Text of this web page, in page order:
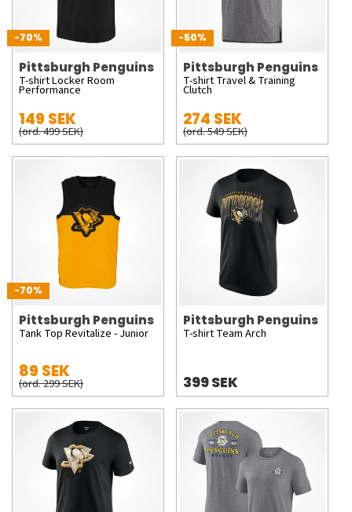
-70%
Pittsburgh Penguins
T-shirt Locker Room
Performance
149 SEK
(ord. 499 SEK)
-50%
Pittsburgh Penguins
T-shirt Travel & Training
Clutch
274 SEK
(ord. 549 SEK)
-70%
Pittsburgh Penguins
Tank Top Revitalize - Junior
89 SEK
(ord. 299 SEK)
Pittsburgh Penguins
T-shirt Team Arch
399 SEK